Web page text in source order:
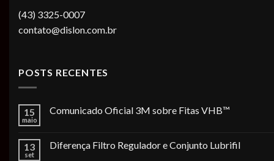
(43) 3325-0007
contato@dislon.com.br
POSTS RECENTES
15
maio
Comunicado Oficial 3M sobre Fitas VHB™
13
set
Diferença Filtro Regulador e Conjunto Lubrifil